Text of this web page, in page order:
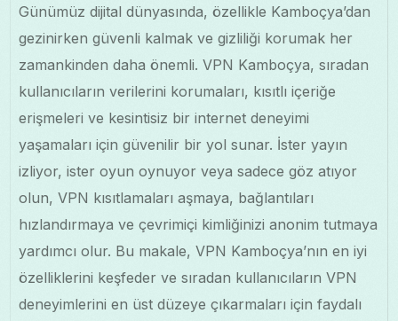
Günümüz dijital dünyasında, özellikle Kamboçya’dan
gezinirken güvenli kalmak ve gizliliği korumak her
zamankinden daha önemli. VPN Kamboçya, sıradan
kullanıcıların verilerini korumaları, kısıtlı içeriğe
erişmeleri ve kesintisiz bir internet deneyimi
yaşamaları için güvenilir bir yol sunar. İster yayın
izliyor, ister oyun oynuyor veya sadece göz atıyor
olun, VPN kısıtlamaları aşmaya, bağlantıları
hızlandırmaya ve çevrimiçi kimliğinizi anonim tutmaya
yardımcı olur. Bu makale, VPN Kamboçya’nın en iyi
özelliklerini keşfeder ve sıradan kullanıcıların VPN
deneyimlerini en üst düzeye çıkarmaları için faydalı